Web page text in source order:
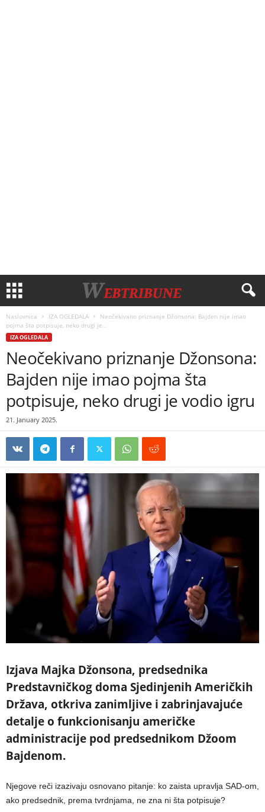
Naslovnica IZA OGLEDALA
Neočekivano priznanje Džonsona: Bajden nije imao
pojma šta potpisuje, neko drugi je...
IZA OGLEDALA
Neočekivano priznanje Džonsona:
Bajden nije imao pojma šta
potpisuje, neko drugi je vodio igru
21. January 2025.
Izjava Majka Džonsona, predsednika
Predstavničkog doma Sjedinjenih Američkih
Država, otkriva zanimljive i zabrinjavajuće
detalje o funkcionisanju američke
administracije pod predsednikom Džoom
Bajdenom.
Njegove reči izazivaju osnovano pitanje: ko zaista upravlja SAD-om,
ako predsednik, prema tvrdnjama, ne zna ni šta potpisuje?